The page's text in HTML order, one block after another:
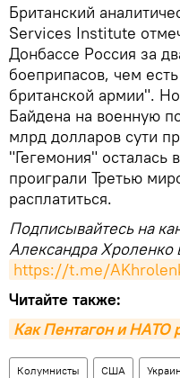
Британский
Services Institute
Донбассе Россия за
боеприпасов, чем
британской армии".
Байдена на военную
млрд долларов сути
"Гегемония"
проиграли Третью
расплатиться.
Подписывайтесь на
Александра Хроленко
https://t.me/
Читайте также:
Как Пентагон и НАТО
Колумнисты США